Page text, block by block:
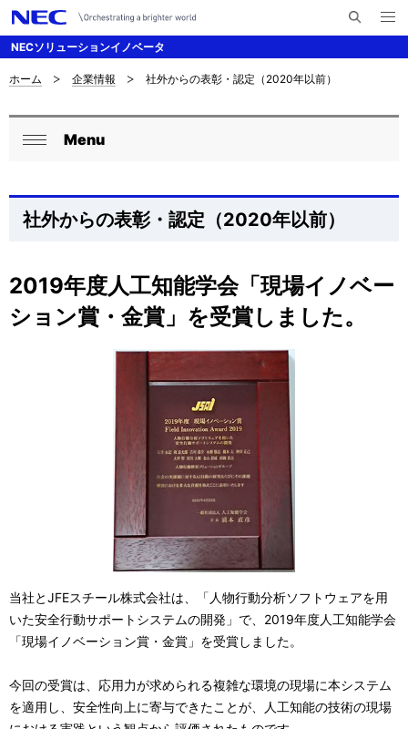
NECソリューションイノベータ
メ
ニ
ナ
ビ
シ
サ
イ
ト
の
在
位
ま
す
ホーム 企業情報 社外からの表彰・認定（2020年以前）
ロ
カ
ナ
ビ
る
Menu
社外からの表彰・認定（2020年以前）
2019年度人工知能学会「現場イノベー
ション賞・金賞」を受賞しました。
当社とJFEスチール株式会社は、「人物行動分析ソフトウェアを用
いた安全行動サポートシステムの開発」で、2019年度人工知能学会
「現場イノベーション賞・金賞」を受賞しました。
今回の受賞は、応用力が求められる複雑な環境の現場に本システム
を適用し、安全性向上に寄与できたことが、人工知能の技術の現場